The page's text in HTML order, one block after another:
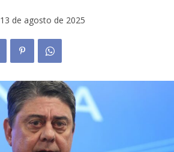
13 de agosto de 2025